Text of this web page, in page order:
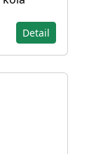
Detail